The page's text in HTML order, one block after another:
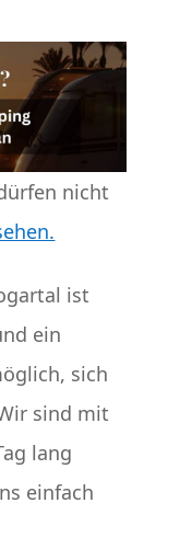
nicht
ist
ein
sich
sind mit
lang
einfach